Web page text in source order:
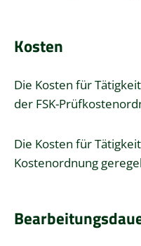
Kosten
Die Kosten für
der FSK-
Die Kosten für
Kostenordnung